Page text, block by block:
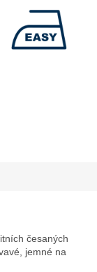
česaných
jemné na